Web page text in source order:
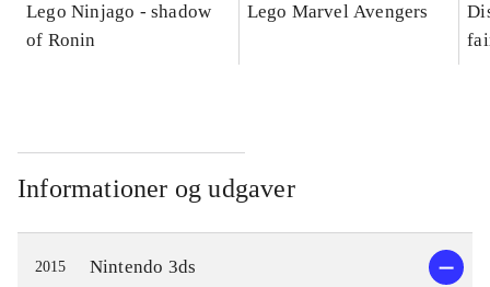
Lego Ninjago - shadow
of Ronin
Lego Marvel Avengers
Informationer og udgaver
2015 Nintendo 3ds